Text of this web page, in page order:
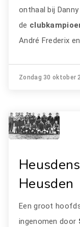
onthaal bij
de
André Frederix
Zondag 30 oktober
Heusden
Een groot
ingenomen door